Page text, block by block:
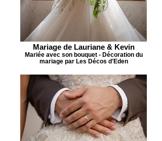
Mariage de Lauriane & Kevin
Mariée avec son bouquet - Décoration du
mariage par Les Décos d'Eden